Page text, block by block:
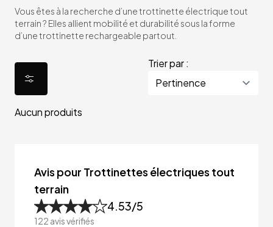
Vous êtes à la recherche d’une trottinette électrique tout
terrain ? Elles allient mobilité et durabilité sous la forme
d’une trottinette rechargeable partout.
Trier par :
Aucun produits
Avis pour Trottinettes électriques tout
terrain
4.53/5
122 avis vérifiés